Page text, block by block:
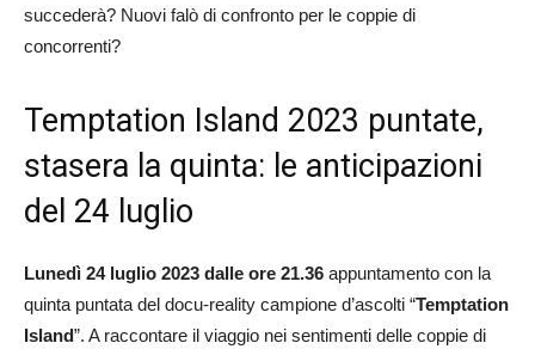
succederà? Nuovi falò di confronto per le coppie di
concorrenti?
Temptation Island 2023 puntate,
stasera la quinta: le anticipazioni
del 24 luglio
Lunedì 24 luglio 2023 dalle ore 21.36 appuntamento con la
quinta puntata del docu-reality campione d’ascolti “Temptation
Island”. A raccontare il viaggio nei sentimenti delle coppie di